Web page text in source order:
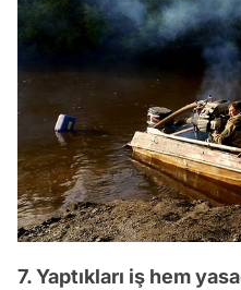
7. Yaptıkları iş hem